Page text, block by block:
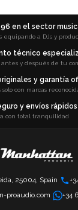
en el sector
equipando a DJs y
técnico
antes y después de tu
y garantía
solo con marcas
y envíos rápidos
con total tranquilidad
25004, Spain
proaudio.com
+34